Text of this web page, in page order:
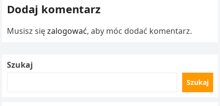
Dodaj komentarz
Musisz sięzalogować, aby móc dodać komentarz.
Szukaj
Szukaj